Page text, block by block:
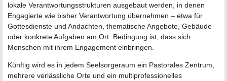
lokale Verantwortungsstrukturen ausgebaut werden, in denen
Engagierte wie bisher Verantwortung übernehmen – etwa für
Gottesdienste und Andachten, thematische Angebote, Gebäude
oder konkrete Aufgaben am Ort. Bedingung ist, dass sich
Menschen mit ihrem Engagement einbringen.
Künftig wird es in jedem Seelsorgeraum ein Pastorales Zentrum,
mehrere verlässliche Orte und ein multiprofessionelles